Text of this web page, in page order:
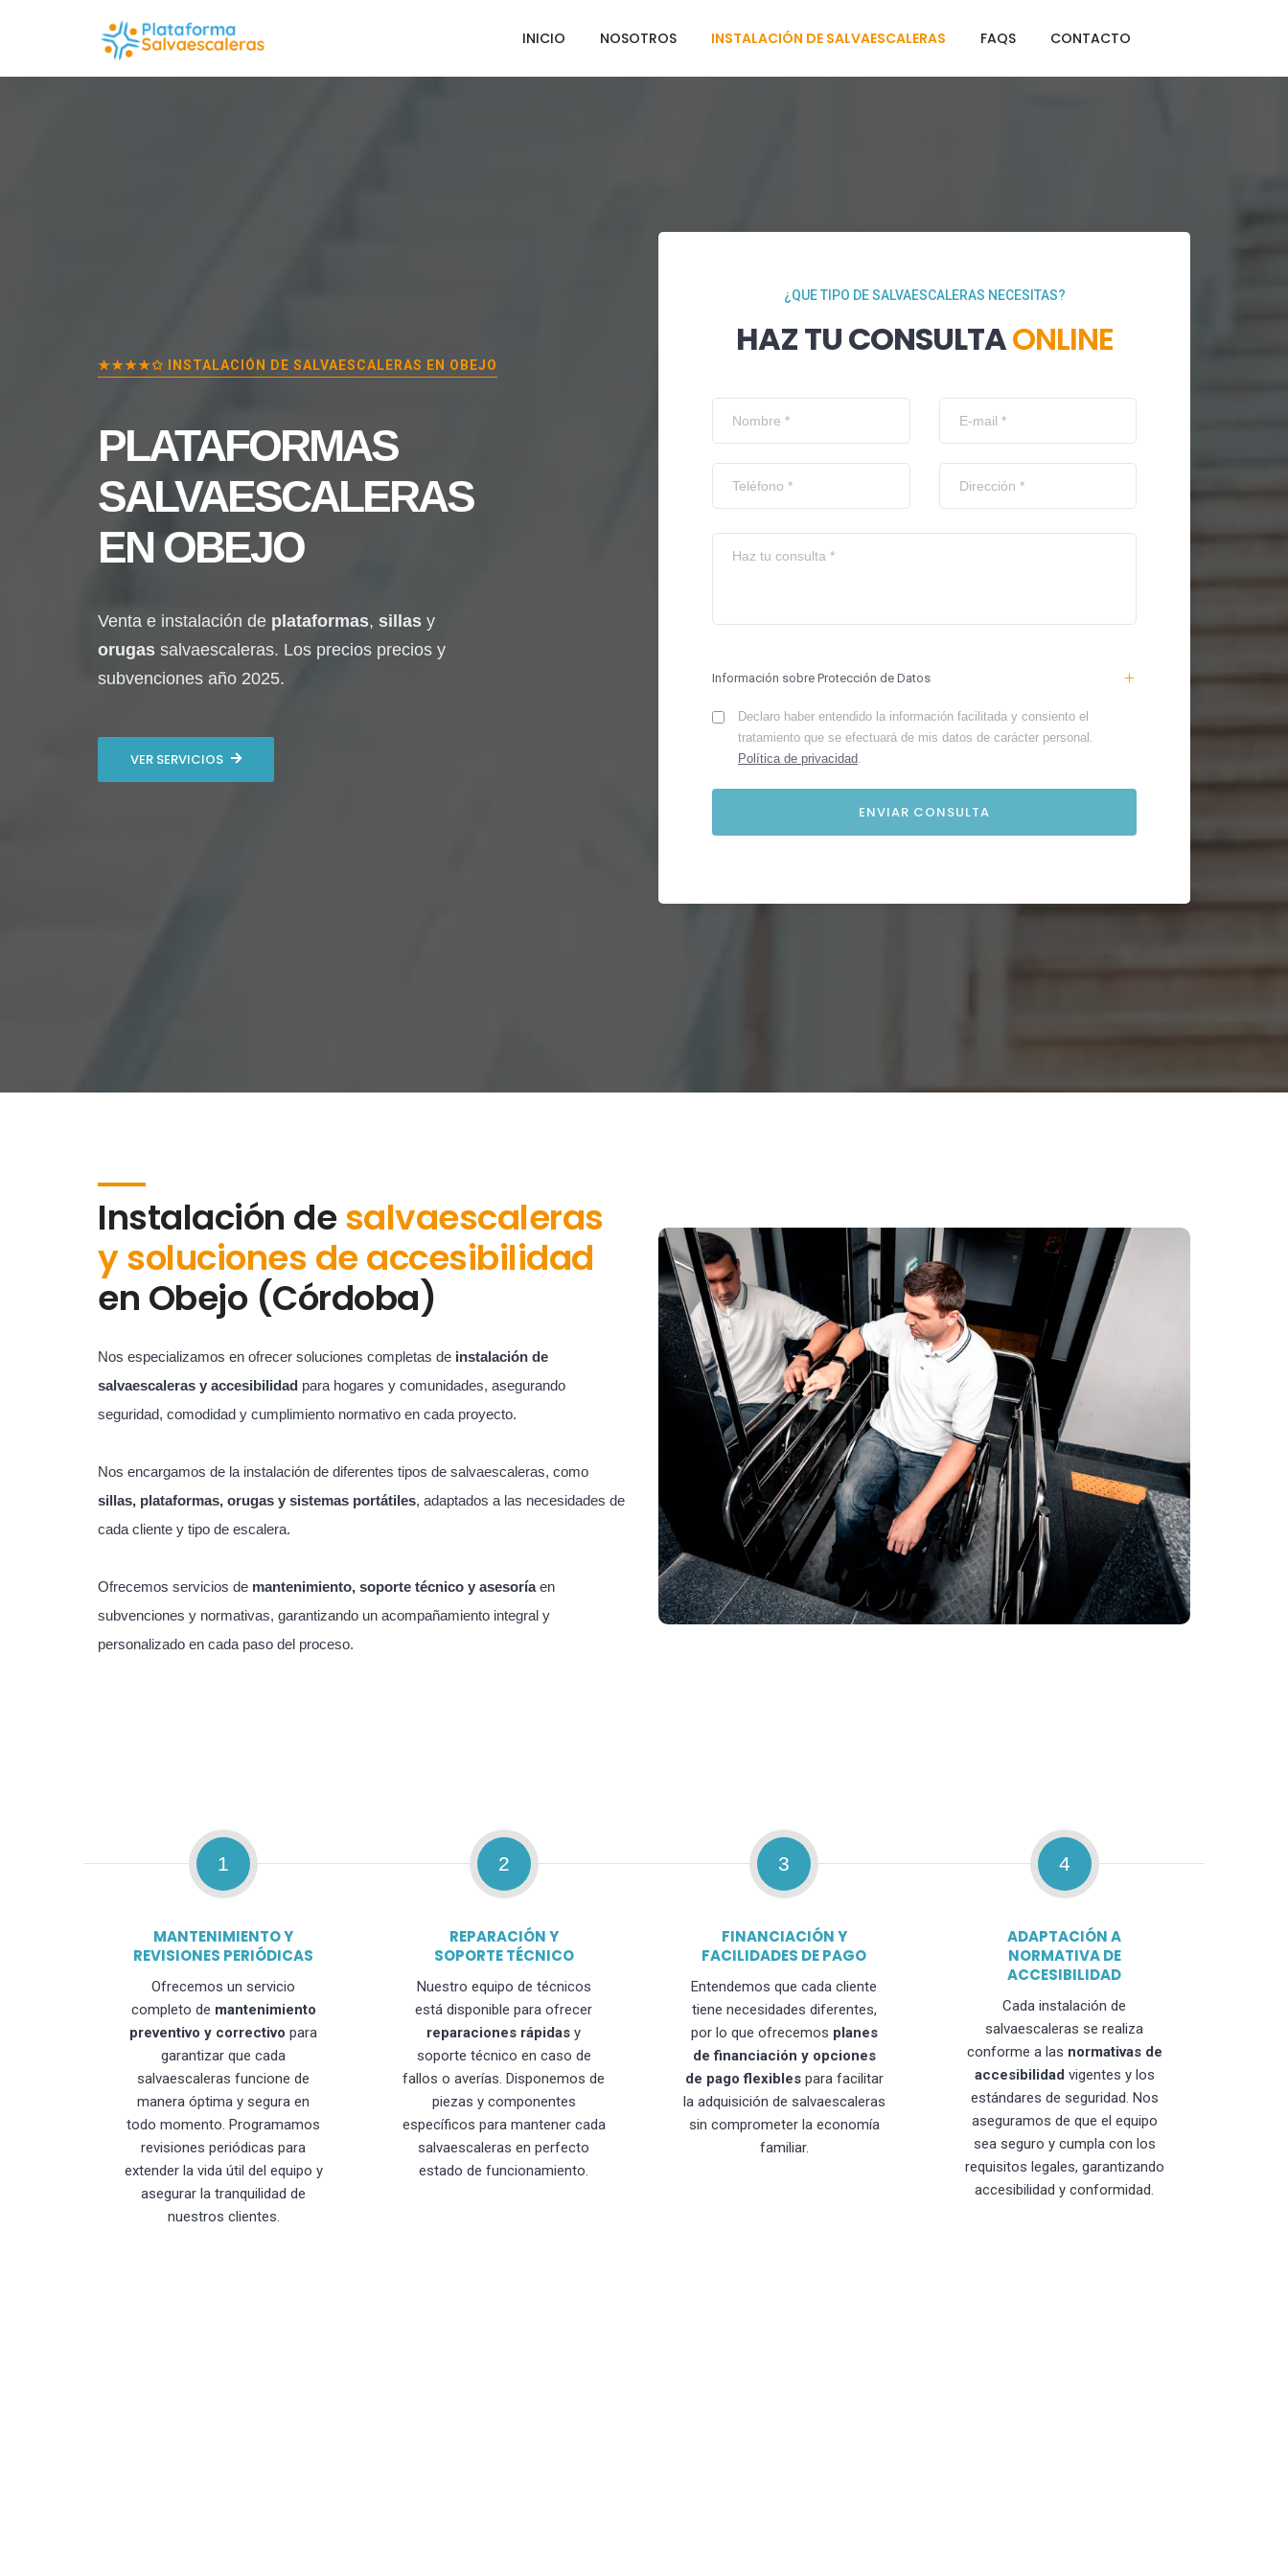
INICIO NOSOTROS INSTALACIÓN DE SALVAESCALERAS FAQS CONTACTO
★★★★✩ INSTALACIÓN DE SALVAESCALERAS EN OBEJO
PLATAFORMAS
SALVAESCALERAS
ENOBEJO
Venta e instalación de plataformas, sillas y
orugas salvaescaleras. Los precios precios y
subvenciones año 2025.
VER SERVICIOS
¿QUE TIPO DE SALVAESCALERAS NECESITAS?
HAZ TU CONSULTAONLINE
Información sobre Protección de Datos
Declaro haber entendido la información facilitada y consiento el
tratamiento que se efectuará de mis datos de carácter personal.
Política de privacidad.
Instalación desalvaescaleras
y soluciones de accesibilidad
en Obejo (Córdoba)
Nos especializamos en ofrecer soluciones completas de instalación de
salvaescaleras y accesibilidad para hogares y comunidades, asegurando
seguridad, comodidad y cumplimiento normativo en cada proyecto.
Nos encargamos de la instalación de diferentes tipos de salvaescaleras, como
sillas, plataformas, orugas y sistemas portátiles, adaptados a las necesidades de
cada cliente y tipo de escalera.
Ofrecemos servicios de mantenimiento, soporte técnico y asesoríaen
subvenciones y normativas, garantizando un acompañamiento integral y
personalizado en cada paso del proceso.
1
MANTENIMIENTO Y
REVISIONES PERIÓDICAS
Ofrecemos un servicio
completo de mantenimiento
preventivo y correctivo para
garantizar que cada
salvaescaleras funcione de
manera óptima y segura en
todo momento. Programamos
revisiones periódicas para
extender la vida útil del equipo y
asegurar la tranquilidad de
nuestros clientes.
2
REPARACIÓN Y
SOPORTE TÉCNICO
Nuestro equipo de técnicos
está disponible para ofrecer
reparaciones rápidas y
soporte técnico en caso de
fallos o averías. Disponemos de
piezas y componentes
específicos para mantener cada
salvaescaleras en perfecto
estado de funcionamiento.
3
FINANCIACIÓN Y
FACILIDADES DE PAGO
Entendemos que cada cliente
tiene necesidades diferentes,
por lo que ofrecemos planes
de financiación y opciones
de pago flexiblespara facilitar
la adquisición de salvaescaleras
sin comprometer la economía
familiar.
4
ADAPTACIÓN A
NORMATIVA DE
ACCESIBILIDAD
Cada instalación de
salvaescaleras se realiza
conforme a las normativas de
accesibilidad vigentes y los
estándares de seguridad. Nos
aseguramos de que el equipo
sea seguro y cumpla con los
requisitos legales, garantizando
accesibilidad y conformidad.